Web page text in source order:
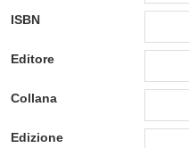
ISBN
Editore
Collana
Edizione